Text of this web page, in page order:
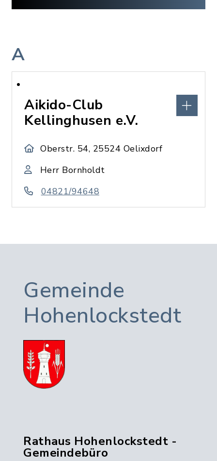
A
Aikido-Club
Kellinghusen e.V.
Oberstr. 54, 25524 Oelixdorf
Herr Bornholdt
04821/94648
Gemeinde
Hohenlockstedt
Rathaus Hohenlockstedt -
Gemeindebüro